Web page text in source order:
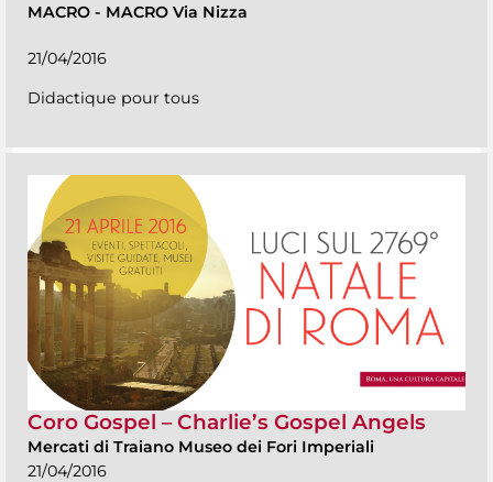
MACRO - MACRO Via Nizza
21/04/2016
Didactique pour tous
Coro Gospel – Charlie’s Gospel Angels
Mercati di Traiano Museo dei Fori Imperiali
21/04/2016